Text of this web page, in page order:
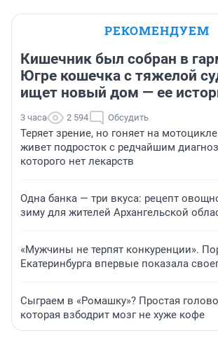
РЕКОМЕНДУЕМ
Кишечник был собран в
Югре кошечка с тяжелой
ищет новый дом — ее
3 часа 2 594 Обсудить
Теряет зрение, но гоняет на
живет подросток с редчайшим
которого нет лекарств
Одна банка — три вкуса: рецепт
зиму для жителей Архангельской
«Мужчины не терпят конкуренции».
Екатеринбурга впервые показала
Сыграем в «Ромашку»? Простая
которая взбодрит мозг не хуже кофе